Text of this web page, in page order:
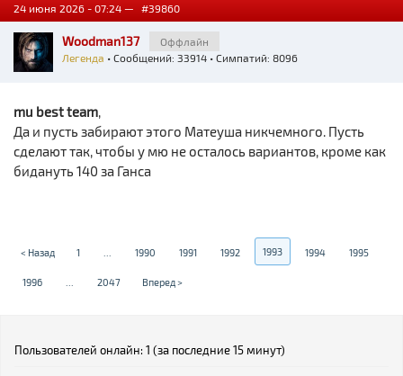
24 июня 2026 - 07:24 — #39860
Woodman137
Оффлайн
Легенда • Сообщений: 33914 • Симпатий: 8096
mu best team,
Да и пусть забирают этого Матеуша никчемного. Пусть
сделают так, чтобы у мю не осталось вариантов, кроме как
бидануть 140 за Ганса
< Назад 1 1990 1991 1992 1993 1994 1995
1996 2047 Вперед >
Пользователей онлайн: 1 (за последние 15 минут)